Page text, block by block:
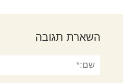
השארת תגובה